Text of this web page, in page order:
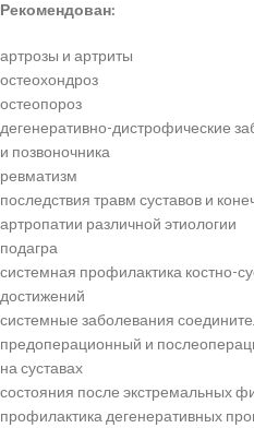
Рекомендован:
артрозы и артриты
остеохондроз
остеопороз
дегенеративно-дистрофические
и позвоночника
ревматизм
последствия травм суставов и
артропатии различной этиологии
подагра
системная профилактика костно-
достижений
системные заболевания
предоперационный и
на суставах
состояния после экстремальных
профилактика дегенеративных